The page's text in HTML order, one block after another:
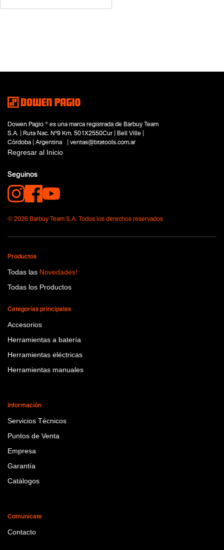
Dowen Pagio ® es una marca registrada de Barbuy Team
S.A. | Ruta Nac. Nº9 Km. 501X2550Cur | Bell Ville |
Córdoba | Argentina | ventas@btatools.com.ar
Regresar al Inicio
Seguinos
© 2026 Barbuy Team S.A. Todos los derechos reservados
Productos
Todas las Novedades!
Todas los Productos
Categorías principales
Accesorios
Herramientas a batería
Herramientas eléctricas
Herramientas manuales
Información
Servicios Técnicos
Puntos de Venta
Empresa
Garantía
Catálogos
Comunicate
Contacto